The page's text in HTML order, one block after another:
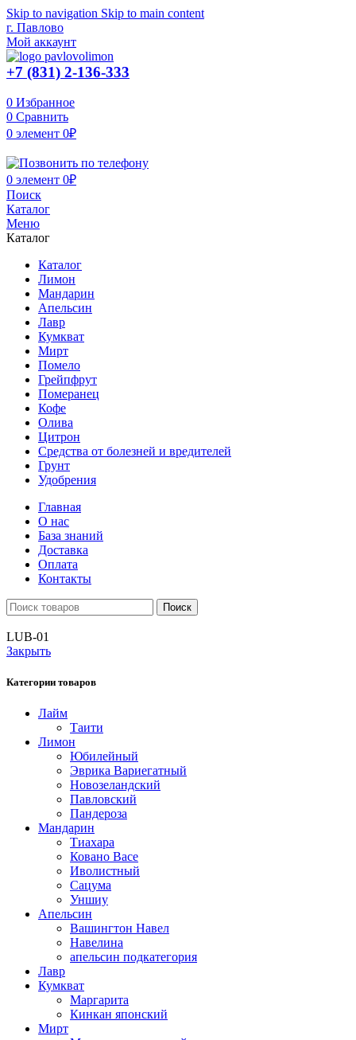
Skip to navigation Skip to main content
г. Павлово
Мой аккаунт
+7 (831) 2-136-333
0 Избранное
0 Сравнить
0 элемент 0₽
0 элемент 0₽
Поиск
Каталог
Меню
Каталог
Каталог
Лимон
Мандарин
Апельсин
Лавр
Кумкват
Мирт
Помело
Грейпфрут
Померанец
Кофе
Олива
Цитрон
Средства от болезней и вредителей
Грунт
Удобрения
Главная
О нас
База знаний
Доставка
Оплата
Контакты
Поиск
LUB-01
Закрыть
Категории товаров
Лайм
Таити
Лимон
Юбилейный
Эврика Вариегатный
Новозеландский
Павловский
Пандероза
Мандарин
Тиахара
Ковано Васе
Иволистный
Сацума
Уншиу
Апельсин
Вашингтон Навел
Навелина
апельсин подкатегория
Лавр
Кумкват
Маргарита
Кинкан японский
Мирт